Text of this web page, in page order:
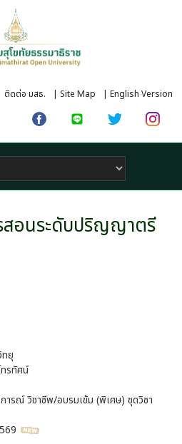
ติดต่อ มสธ. | Site Map |English Version
สอนระดับปริญญาตรี
ยุ
รทัศน์
ารณ์ วิชาชีพ/อบรมเข้ม (พิเศษ) ชุดวิชา